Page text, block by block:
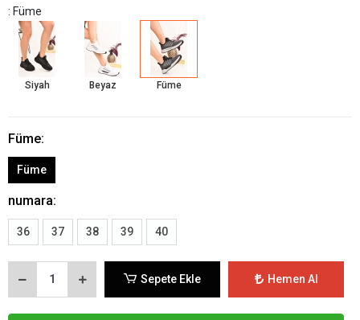
: Füme
Siyah Beyaz Füme
Füme:
Füme
numara:
36 37 38 39 40
Sepete Ekle Hemen Al